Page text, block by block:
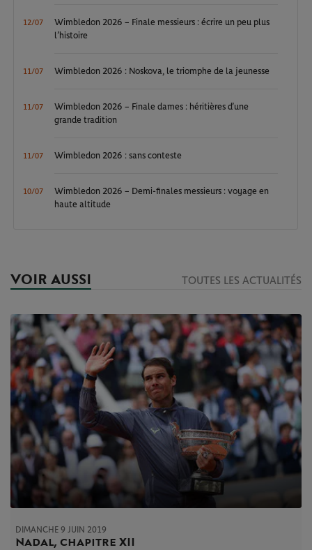
12/07
Wimbledon 2026 – Finale messieurs : écrire un peu plus
l’histoire
11/07 Wimbledon 2026 : Noskova, le triomphe de la jeunesse
11/07
Wimbledon 2026 – Finale dames : héritières d’une
grande tradition
11/07 Wimbledon 2026 : sans conteste
10/07
Wimbledon 2026 – Demi-finales messieurs : voyage en
haute altitude
VOIR AUSSI TOUTES LES ACTUALITÉS
DIMANCHE 9 JUIN 2019
Nadal, chapitre XII